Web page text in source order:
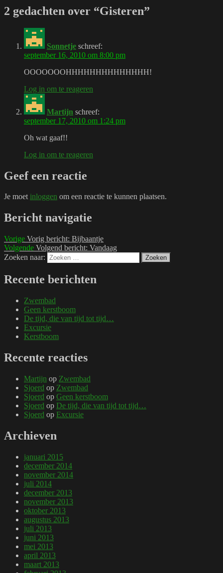
2 gedachten over “Gisteren”
Sonnetje schreef:
september 16, 2010 om 8:00 pm
OOOOOOOHHHHHHHHHHHHHH!
Log in om te reageren
Martijn schreef:
september 17, 2010 om 1:24 pm
Oh wat gaaf!!
Log in om te reageren
Geef een reactie
Je moetinloggen om een reactie te kunnen plaatsen.
Bericht navigatie
Vorige Vorig bericht: Bijbaantje
Volgende Volgend bericht: Vandaag
Zoeken naar:
Zoeken
Recente berichten
Zwembad
Geen kerstboom
De tijd, die van tijd tot tijd…
Excursie
Kerstboom
Recente reacties
Martijn op Zwembad
Sjoerd op Zwembad
Sjoerd op Geen kerstboom
Sjoerd op De tijd, die van tijd tot tijd…
Sjoerd op Excursie
Archieven
januari 2015
december 2014
november 2014
juli 2014
december 2013
november 2013
oktober 2013
augustus 2013
juli 2013
juni 2013
mei 2013
april 2013
maart 2013